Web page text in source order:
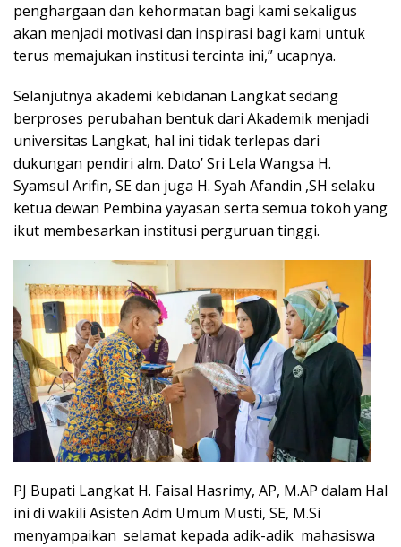
penghargaan dan kehormatan bagi kami sekaligus
akan menjadi motivasi dan inspirasi bagi kami untuk
terus memajukan institusi tercinta ini,” ucapnya.
Selanjutnya akademi kebidanan Langkat sedang
berproses perubahan bentuk dari Akademik menjadi
universitas Langkat, hal ini tidak terlepas dari
dukungan pendiri alm. Dato’ Sri Lela Wangsa H.
Syamsul Arifin, SE dan juga H. Syah Afandin ,SH selaku
ketua dewan Pembina yayasan serta semua tokoh yang
ikut membesarkan institusi perguruan tinggi.
PJ Bupati Langkat H. Faisal Hasrimy, AP, M.AP dalam Hal
ini di wakili Asisten Adm Umum Musti, SE, M.Si
menyampaikan selamat kepada adik-adik mahasiswa